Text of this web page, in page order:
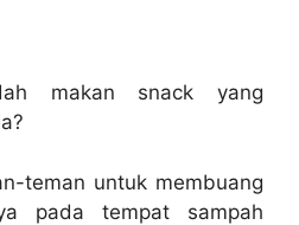
makan snack yang
teman untuk membuang
pada tempat sampah